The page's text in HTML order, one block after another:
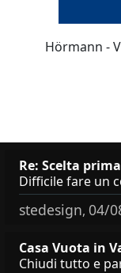
Hörmann -
Re: Scelta
stedesign, 04/
Casa Vuota in